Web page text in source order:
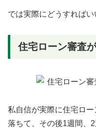
では実際にどうすればい
住宅ローン審査
私自信が実際に住宅ロ
落ちて、その後1週間、